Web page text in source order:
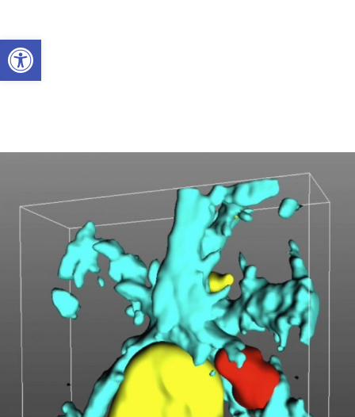
Abrir a barra de ferramentas